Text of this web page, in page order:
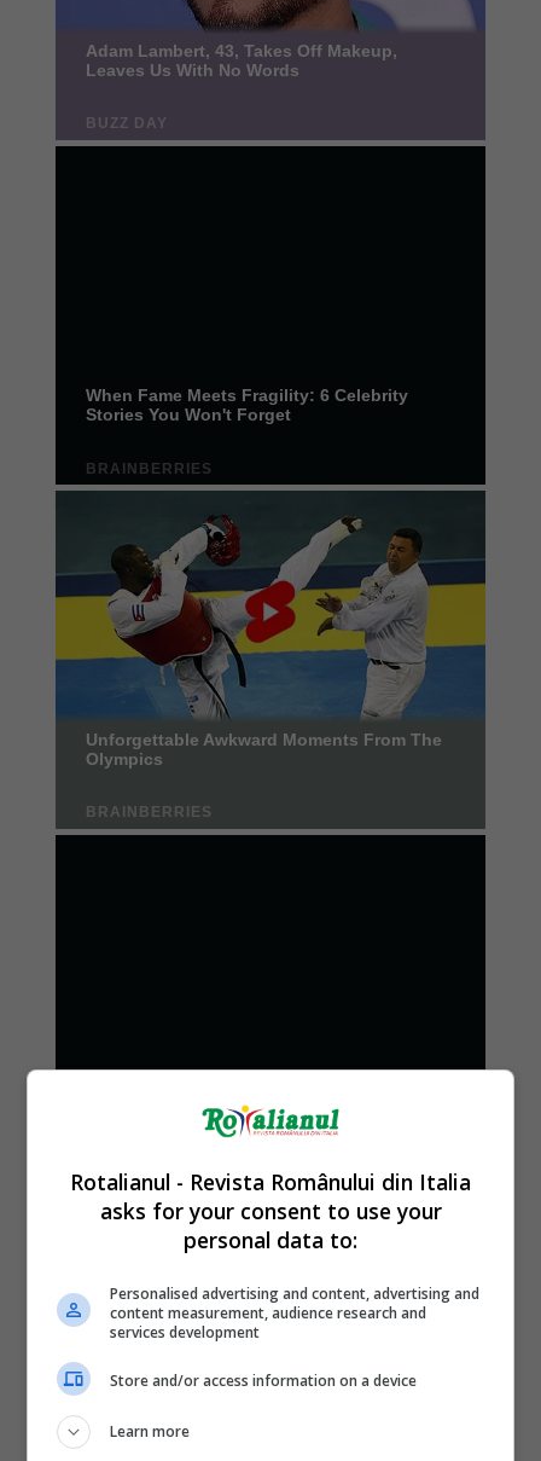
Rotalianul - Revista Românului din Italia
asks for your consent to use your
personal data to:
Personalised advertising and content, advertising and
content measurement, audience research and
services development
Store and/or access information on a device
Learn more